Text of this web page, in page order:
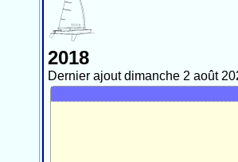
2018
Dernier ajout dimanche 2 août